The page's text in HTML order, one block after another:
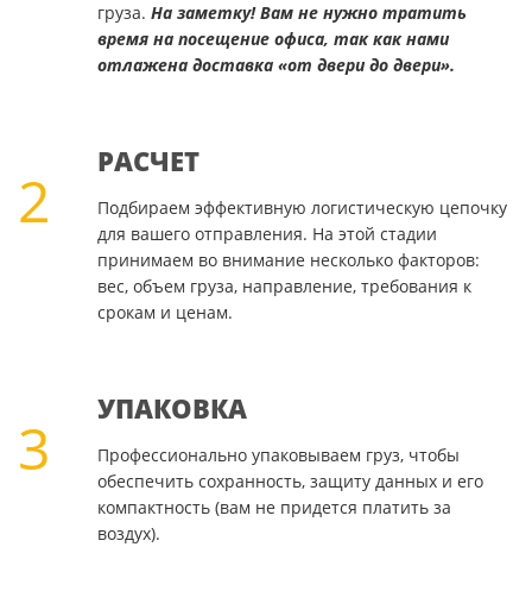
груза. На заметку! Вам не нужно тратить
время на посещение офиса, так как нами
отлажена доставка «от двери до двери».
2
РАСЧЕТ
Подбираем эффективную логистическую цепочку
для вашего отправления. На этой стадии
принимаем во внимание несколько факторов:
вес, объем груза, направление, требования к
срокам и ценам.
3
УПАКОВКА
Профессионально упаковываем груз, чтобы
обеспечить сохранность, защиту данных и его
компактность (вам не придется платить за
воздух).